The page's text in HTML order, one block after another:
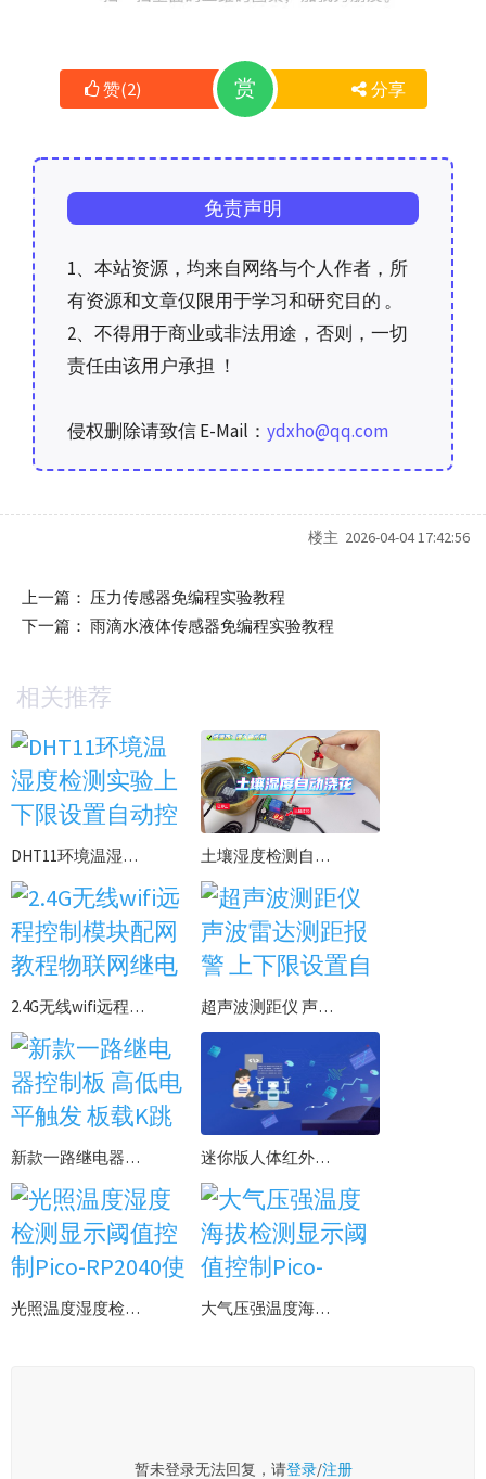
赞(2) 赏 分享
免责声明
1、本站资源，均来自网络与个人作者，所
有资源和文章仅限用于学习和研究目的 。
2、不得用于商业或非法用途，否则，一切
责任由该用户承担 ！
侵权删除请致信 E-Mail： ydxho@qq.com
楼主 2026-04-04 17:42:56
上一篇： 压力传感器免编程实验教程
下一篇： 雨滴水液体传感器免编程实验教程
相关推荐
DHT11环境温湿度检测实验上下限设置自动控制 加湿喷雾使用资料 土壤湿度检测自动浇花实验上下限设置校准 自动抽水灌溉学习教程
2.4G无线wifi远程控制模块配网教程物联网继电器控制一体wifi远程模块 超声波测距仪 声波雷达测距报警 上下限设置自动控制 扩展板使用资料
新款一路继电器控制板 高低电平触发 板载K跳帽供电 迷你版人体红外传感器免编程实验教程
光照温度湿度检测显示阈值控制Pico-RP2040使用Python编程实战开发教程 大气压强温度海拔检测显示阈值控制Pico-RP2040使用Python编程实战开发教程
暂未登录无法回复，请登录/注册